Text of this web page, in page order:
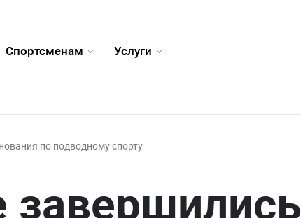
Спортсменам Услуги
по подводному спорту
завершились